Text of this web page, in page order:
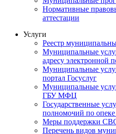
Нормативные
аттестации
Услуги
Реестр
Муниципальные
адресу электронной
Муниципальные
портал Госуслуг
Муниципальные
ГБУ МФЦ
Государственные
полномочий по опеке
Меры поддержки
Перечень видов